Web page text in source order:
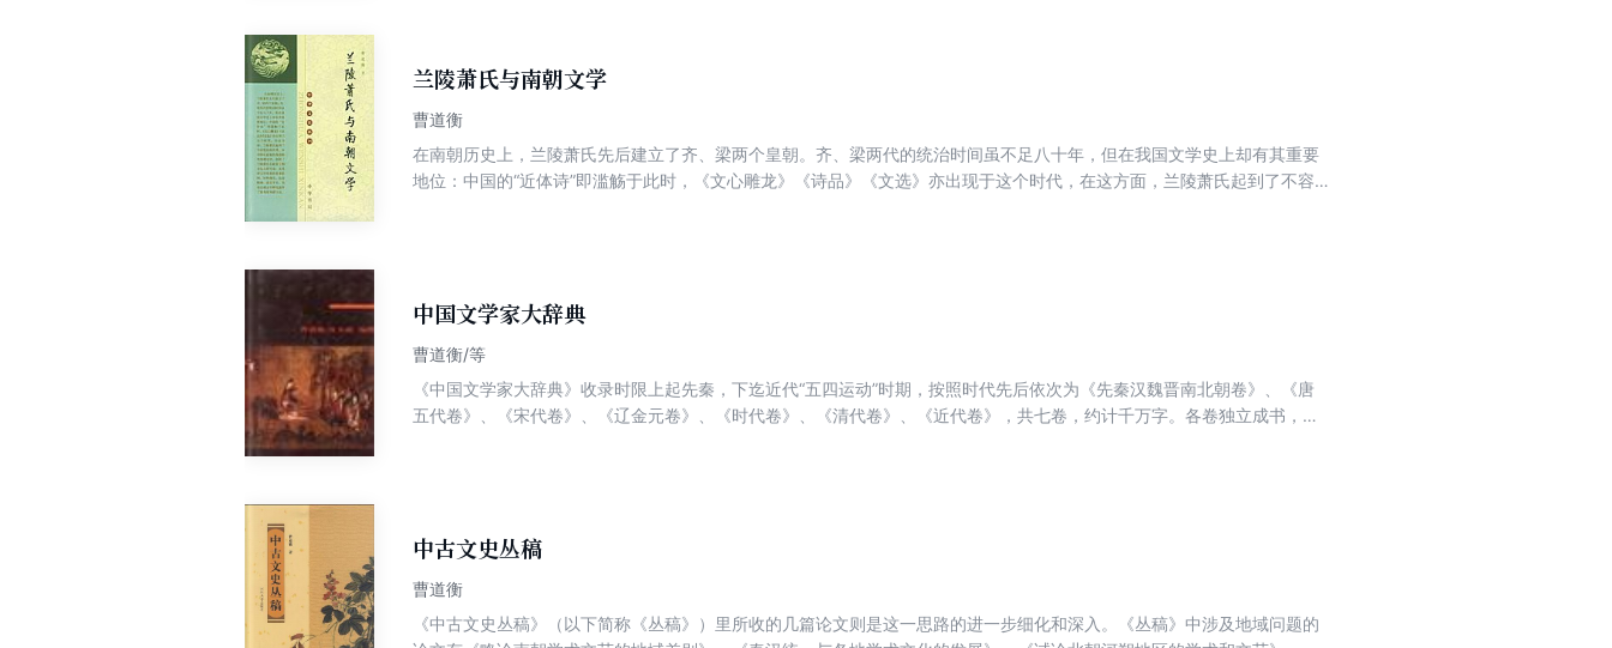
兰陵萧氏与南朝文学
曹道衡
在南朝历史上，兰陵萧氏先后建立了齐、梁两个皇朝。齐、梁两代的统治时间虽不足八十年，但在我国文学史上却有其重要
地位：中国的“近体诗”即滥觞于此时，《文心雕龙》《诗品》《文选》亦出现于这个时代，在这方面，兰陵萧氏起到了不容
中国文学家大辞典
曹道衡/等
《中国文学家大辞典》收录时限上起先秦，下迄近代“五四运动”时期，按照时代先后依次为《先秦汉魏晋南北朝卷》、《唐
五代卷》、《宋代卷》、《辽金元卷》、《时代卷》、《清代卷》、《近代卷》，共七卷，约计千万字。各卷独立成书，一
中古文史丛稿
曹道衡
《中古文史丛稿》（以下简称《丛稿》）里所收的几篇论文则是这一思路的进一步细化和深入。《丛稿》中涉及地域问题的